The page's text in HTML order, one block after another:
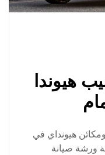
هيوندا
هيونداي في
ورشة صيانة